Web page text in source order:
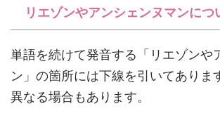
リエゾンやアンシェンヌマンにつ
単語を続けて発音する「リエゾンや
ン」の箇所には下線を引いてありま
異なる場合もあります。